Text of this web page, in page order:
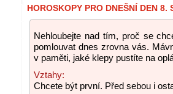
HOROSKOPY PRO DNEŠNÍ DEN 8.
Nehloubejte nad tím, proč se
pomlouvat dnes zrovna vás.
v paměti, jaké klepy pustíte na
Vztahy:
Chcete být první. Před sebou i